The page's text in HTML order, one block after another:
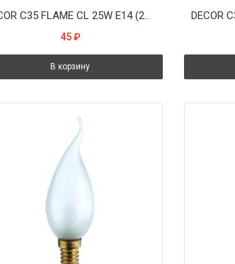
DECOR С35 FLAME CL 25W E14 (230V) FOTON_LIGHTING - лампа свеча на ветру прозрачная
45 ₽
В корзину